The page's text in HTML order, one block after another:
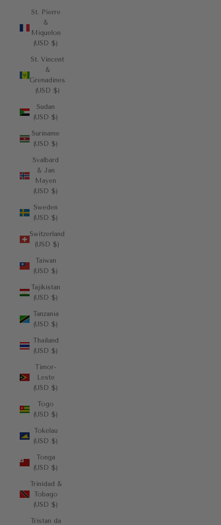
St. Pierre
&
Miquelon
(USD $)
St. Vincent
&
Grenadines
(USD $)
Sudan
(USD $)
Suriname
(USD $)
Svalbard
& Jan
Mayen
(USD $)
Sweden
(USD $)
Switzerland
(USD $)
Taiwan
(USD $)
Tajikistan
(USD $)
Tanzania
(USD $)
Thailand
(USD $)
Timor-
Leste
(USD $)
Togo
(USD $)
Tokelau
(USD $)
Tonga
(USD $)
Trinidad &
Tobago
(USD $)
Tristan da